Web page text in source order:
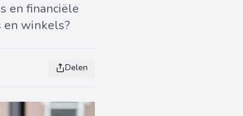
en financiële
en winkels?
Delen